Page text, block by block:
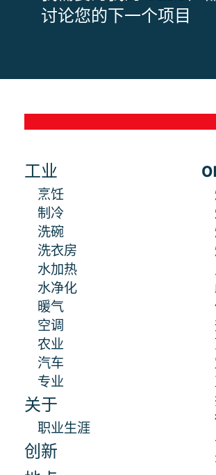
讨论您的下一个项目
工业
烹饪
制冷
洗碗
洗衣房
水加热
水净化
暖气
空调
农业
汽车
专业
关于
职业生涯
创新